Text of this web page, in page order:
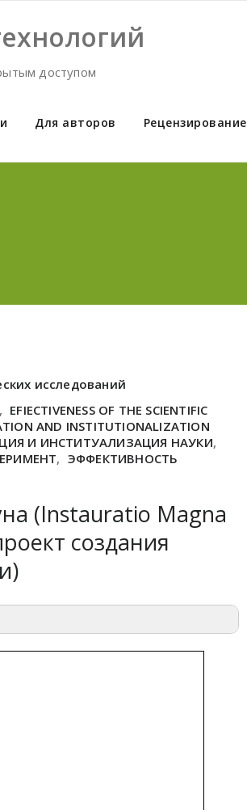
доступом
Для авторов Рецензирование
исследований
, EFIECTIVENESS OF THE SCIENTIFIC
AND INSTITUTIONALIZATION
И ИНСТИТУАЛИЗАЦИЯ НАУКИ,
, ЭФФЕКТИВНОСТЬ
(Instauratio Magna
создания